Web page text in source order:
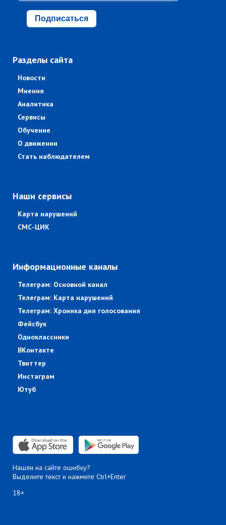
Подписаться
Разделы сайта
Новости
Мнения
Аналитика
Сервисы
Обучение
О движении
Стать наблюдателем
Наши сервисы
Карта нарушений
СМС-ЦИК
Информационные каналы
Телеграм: Основной канал
Телеграм: Карта нарушений
Телеграм: Хроника дня голосования
Фейсбук
Одноклассники
ВКонтакте
Твиттер
Инстаграм
Ютуб
Нашли на сайте ошибку?
Выделите текст и нажмите Ctrl+Enter
18+